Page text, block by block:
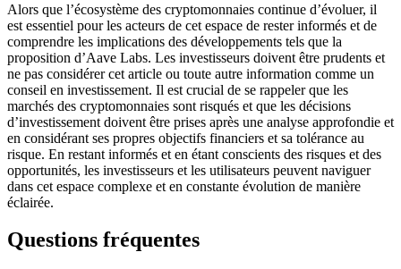
Alors que l’écosystème des cryptomonnaies continue d’évoluer, il
est essentiel pour les acteurs de cet espace de rester informés et de
comprendre les implications des développements tels que la
proposition d’Aave Labs. Les investisseurs doivent être prudents et
ne pas considérer cet article ou toute autre information comme un
conseil en investissement. Il est crucial de se rappeler que les
marchés des cryptomonnaies sont risqués et que les décisions
d’investissement doivent être prises après une analyse approfondie et
en considérant ses propres objectifs financiers et sa tolérance au
risque. En restant informés et en étant conscients des risques et des
opportunités, les investisseurs et les utilisateurs peuvent naviguer
dans cet espace complexe et en constante évolution de manière
éclairée.
Questions fréquentes